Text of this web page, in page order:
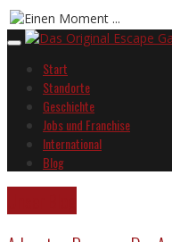
Start
Standorte
Geschichte
Jobs und Franchise
International
Blog